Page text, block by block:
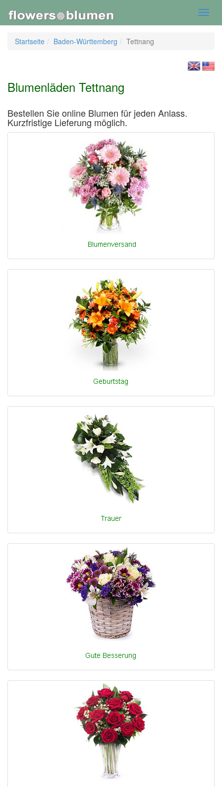
Startseite
Baden-Württemberg Tettnang
Blumenläden Tettnang
Bestellen Sie online Blumen für jeden Anlass.
Kurzfristige Lieferung möglich.